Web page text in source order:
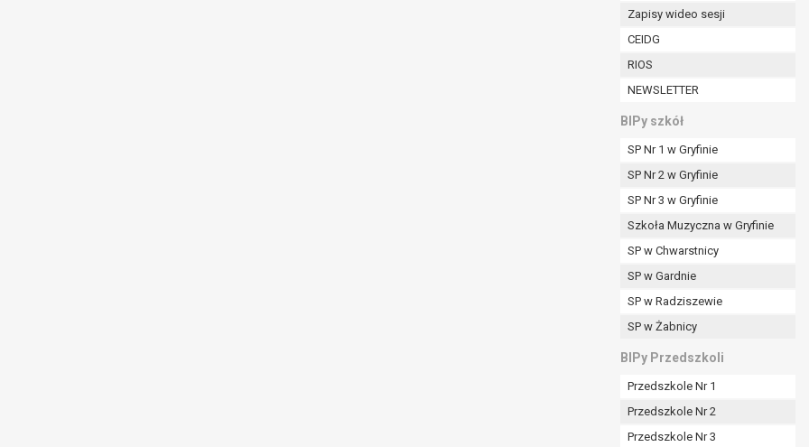
Zapisy wideo sesji
CEIDG
RIOS
NEWSLETTER
BIPy szkół
SP Nr 1 w Gryfinie
SP Nr 2 w Gryfinie
SP Nr 3 w Gryfinie
Szkoła Muzyczna w Gryfinie
SP w Chwarstnicy
SP w Gardnie
SP w Radziszewie
SP w Żabnicy
BIPy Przedszkoli
Przedszkole Nr 1
Przedszkole Nr 2
Przedszkole Nr 3
niezbędny do realizacji celu dla jakiego zostały zebrane oraz zgodnie z terminami archiwizacji określonymi przez
zgody osoby, której dane dotyczą przetwarzanie odbywa się do czasu wycofania tej zgody.
zawarcia i realizacji umowy przetwarzanie odbywa się przez okres niezbędny do realizacji zawartej umowy, a po tym
dla zabezpieczenia ewentualnych roszczeń, a w przypadku wyrażenia zgody na przetwarzanie danych po zakończeniu i
od momentu pozyskania przechowywane są przez okres wynikający z umowy o dofinansowanie zawartej między
i konieczności zachowania dokumentacji projektu do celów kontrolnych.
osobowych przysługuje Pani/Panu:
ich kopii na podstawie art. 15 RODO;
art. 16 RODO,
prawo do bycia zapomnianym) na podstawie art. 17 RODO, w przypadku gdy:
były zebrane lub w inny sposób przetwarzane,
na przetwarzanie danych osobowych, która jest podstawą przetwarzania danych i nie ma innej podstawy prawnej
z prawem,
się z obowiązku wynikającego z przepisów prawa;